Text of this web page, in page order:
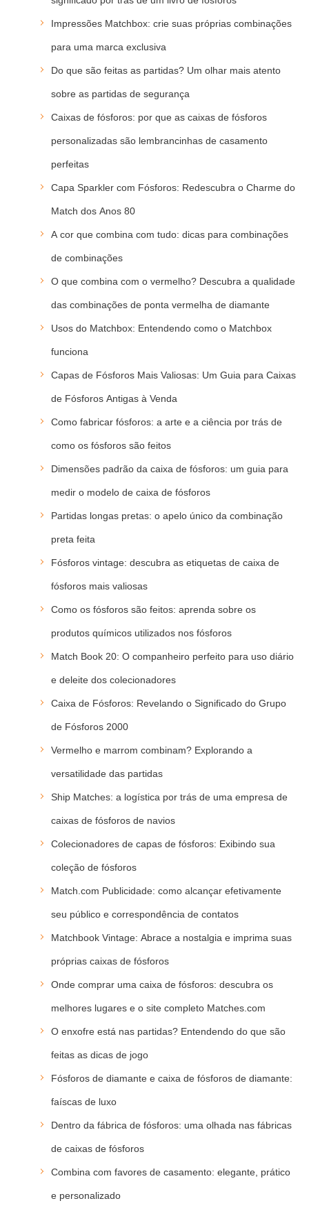
Impressões Matchbox: crie suas próprias combinações
para uma marca exclusiva
Do que são feitas as partidas? Um olhar mais atento
sobre as partidas de segurança
Caixas de fósforos: por que as caixas de fósforos
personalizadas são lembrancinhas de casamento
perfeitas
Capa Sparkler com Fósforos: Redescubra o Charme do
Match dos Anos 80
A cor que combina com tudo: dicas para combinações
de combinações
O que combina com o vermelho? Descubra a qualidade
das combinações de ponta vermelha de diamante
Usos do Matchbox: Entendendo como o Matchbox
funciona
Capas de Fósforos Mais Valiosas: Um Guia para Caixas
de Fósforos Antigas à Venda
Como fabricar fósforos: a arte e a ciência por trás de
como os fósforos são feitos
Dimensões padrão da caixa de fósforos: um guia para
medir o modelo de caixa de fósforos
Partidas longas pretas: o apelo único da combinação
preta feita
Fósforos vintage: descubra as etiquetas de caixa de
fósforos mais valiosas
Como os fósforos são feitos: aprenda sobre os
produtos químicos utilizados nos fósforos
Match Book 20: O companheiro perfeito para uso diário
e deleite dos colecionadores
Caixa de Fósforos: Revelando o Significado do Grupo
de Fósforos 2000
Vermelho e marrom combinam? Explorando a
versatilidade das partidas
Ship Matches: a logística por trás de uma empresa de
caixas de fósforos de navios
Colecionadores de capas de fósforos: Exibindo sua
coleção de fósforos
Match.com Publicidade: como alcançar efetivamente
seu público e correspondência de contatos
Matchbook Vintage: Abrace a nostalgia e imprima suas
próprias caixas de fósforos
Onde comprar uma caixa de fósforos: descubra os
melhores lugares e o site completo Matches.com
O enxofre está nas partidas? Entendendo do que são
feitas as dicas de jogo
Fósforos de diamante e caixa de fósforos de diamante:
faíscas de luxo
Dentro da fábrica de fósforos: uma olhada nas fábricas
de caixas de fósforos
Combina com favores de casamento: elegante, prático
e personalizado